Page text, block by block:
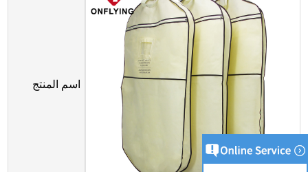
اسم المنتج